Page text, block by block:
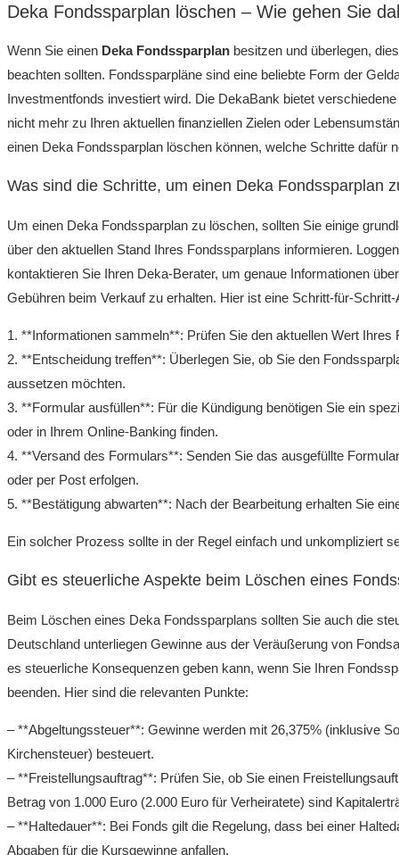
Deka Fondssparplan löschen – Wie gehen Sie
Wenn Sie einen Deka Fondssparplan besitzen und überlegen,
beachten sollten. Fondssparpläne sind eine beliebte Form der
Investmentfonds investiert wird. Die DekaBank bietet
nicht mehr zu Ihren aktuellen finanziellen Zielen oder
einen Deka Fondssparplan löschen können, welche Schritte dafür
Was sind die Schritte, um einen Deka Fondssparplan
Um einen Deka Fondssparplan zu löschen, sollten Sie einige
über den aktuellen Stand Ihres Fondssparplans informieren.
kontaktieren Sie Ihren Deka-Berater, um genaue Informationen
Gebühren beim Verkauf zu erhalten. Hier ist eine Schritt-für-Schritt-
1. **Informationen sammeln**: Prüfen Sie den aktuellen Wert Ihres
2. **Entscheidung treffen**: Überlegen Sie, ob Sie den
aussetzen möchten.
3. **Formular ausfüllen**: Für die Kündigung benötigen Sie ein
oder in Ihrem Online-Banking finden.
4. **Versand des Formulars**: Senden Sie das ausgefüllte
oder per Post erfolgen.
5. **Bestätigung abwarten**: Nach der Bearbeitung erhalten Sie
Ein solcher Prozess sollte in der Regel einfach und unkompliziert
Gibt es steuerliche Aspekte beim Löschen eines
Beim Löschen eines Deka Fondssparplans sollten Sie auch die
Deutschland unterliegen Gewinne aus der Veräußerung von
es steuerliche Konsequenzen geben kann, wenn Sie Ihren
beenden. Hier sind die relevanten Punkte:
– **Abgeltungssteuer**: Gewinne werden mit 26,375% (inklusive
Kirchensteuer) besteuert.
– **Freistellungsauftrag**: Prüfen Sie, ob Sie einen
Betrag von 1.000 Euro (2.000 Euro für Verheiratete) sind
– **Haltedauer**: Bei Fonds gilt die Regelung, dass bei einer
Abgaben für die Kursgewinne anfallen.